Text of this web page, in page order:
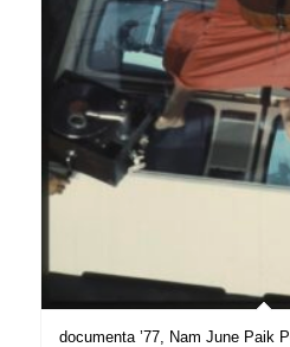
documenta ’77, Nam June Paik